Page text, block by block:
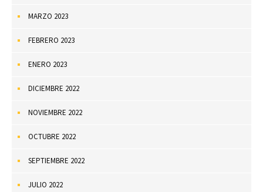
MARZO 2023
FEBRERO 2023
ENERO 2023
DICIEMBRE 2022
NOVIEMBRE 2022
OCTUBRE 2022
SEPTIEMBRE 2022
JULIO 2022